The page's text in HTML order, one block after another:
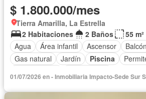
$ 1.800.000/mes
Tierra Amarilla, La Estrella
2 Habitaciones
2 Baños
55 m²
Agua
Área infantil Ascensor Balcón
Gas natural
Jardín Piscina
01/07/2026 en - Inmobiliaria Impacto-Sede Sur